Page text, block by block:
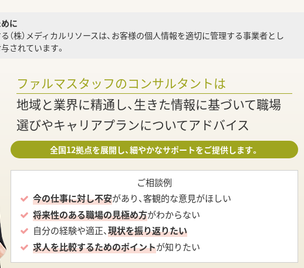
に
（株）メディカルリソースは、お客様の個人情報を適切に管理する事業者とし
されています。
ファルマスタッフのコンサルタントは
地域と業界に精通し、生きた情報に基づいて職場
選びやキャリアプランについてアドバイス
全国12拠点を展開し、細やかなサポートをご提供します。
ご相談例
今の仕事に対し不安があり、客観的な意見がほしい
将来性のある職場の見極め方がわからない
自分の経験や適正、現状を振り返りたい
求人を比較するためのポイントが知りたい